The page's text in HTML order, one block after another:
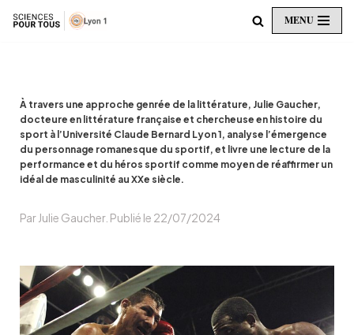
MENU
À travers une approche genrée de la littérature, Julie Gaucher,
docteure en littérature française et chercheuse en histoire du
sport à l’Université Claude Bernard Lyon 1, analyse l’émergence
du personnage romanesque du sportif, et livre une lecture de la
performance et du héros sportif comme moyen de réaffirmer un
idéal de masculinité au XXe siècle.
Par Julie Gaucher. Publié le 22/07/2024